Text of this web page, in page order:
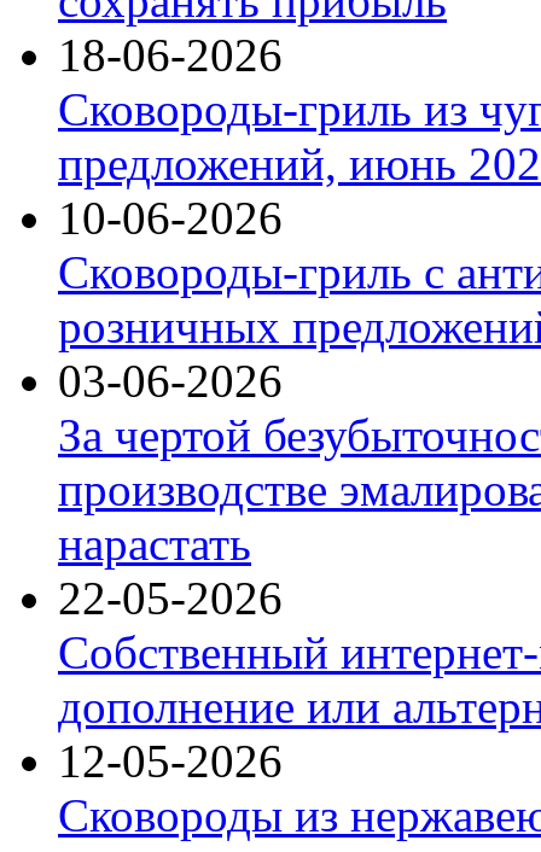
18-06-2026
Сковороды-гриль из
предложений, июнь
10-06-2026
Сковороды-гриль с
розничных
03-06-2026
За чертой
производстве
нарастать
22-05-2026
Собственный
дополнение или
12-05-2026
Сковороды из